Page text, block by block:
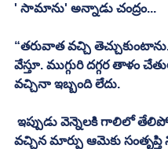
' సామాను' అన్నాడు చంద్రం...
“తరువాత వచ్చి
వేస్తూ. ముగ్గురి దగ్గర తాళం
వచ్చినా ఇబ్బంది లేదు.
వచ్చిన మార్పు ఆమెకు సంతృప్తి